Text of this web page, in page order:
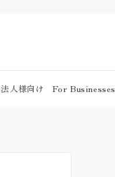
法人様向け For Businesses